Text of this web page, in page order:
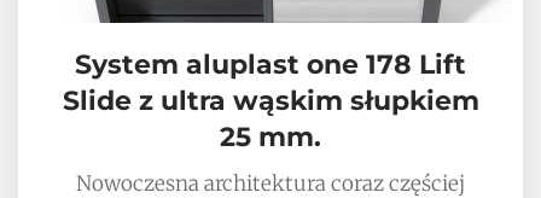
System aluplast one 178 Lift
Slide z ultra wąskim słupkiem
25 mm.
Nowoczesna architektura coraz częściej